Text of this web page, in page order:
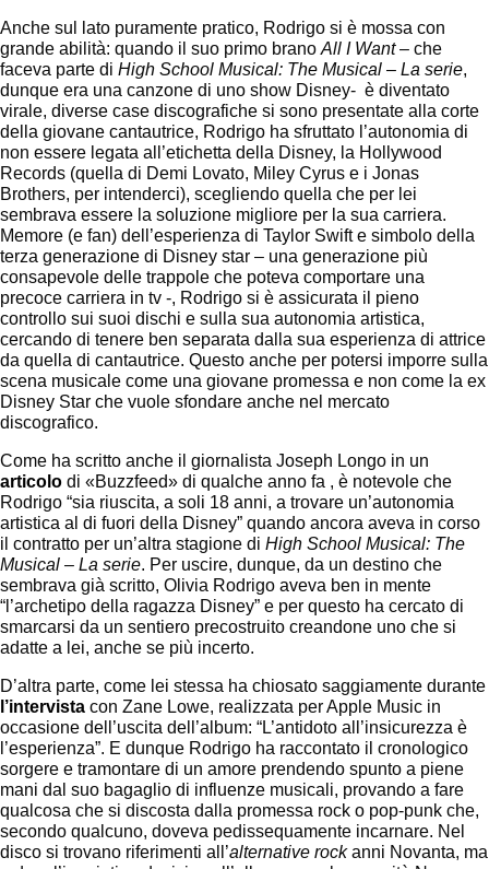
Anche sul lato puramente pratico, Rodrigo si è mossa con
grande abilità: quando il suo primo brano All I Want– che
faceva parte di High School Musical: The Musical – La serie,
dunque era una canzone di uno show Disney- è diventato
virale, diverse case discografiche si sono presentate alla corte
della giovane cantautrice, Rodrigo ha sfruttato l’autonomia di
non essere legata all’etichetta della Disney, la Hollywood
Records (quella di Demi Lovato, Miley Cyrus e i Jonas
Brothers, per intenderci), scegliendo quella che per lei
sembrava essere la soluzione migliore per la sua carriera.
Memore (e fan) dell’esperienza di Taylor Swift e simbolo della
terza generazione di Disney star – una generazione più
consapevole delle trappole che poteva comportare una
precoce carriera in tv -, Rodrigo si è assicurata il pieno
controllo sui suoi dischi e sulla sua autonomia artistica,
cercando di tenere ben separata dalla sua esperienza di attrice
da quella di cantautrice. Questo anche per potersi imporre sulla
scena musicale come una giovane promessa e non come la ex
Disney Star che vuole sfondare anche nel mercato
discografico.
Come ha scritto anche il giornalista Joseph Longo in un
articolo di «Buzzfeed» di qualche anno fa , è notevole che
Rodrigo “sia riuscita, a soli 18 anni, a trovare un’autonomia
artistica al di fuori della Disney” quando ancora aveva in corso
il contratto per un’altra stagione di High School Musical: The
Musical – La serie. Per uscire, dunque, da un destino che
sembrava già scritto, Olivia Rodrigo aveva ben in mente
“l’archetipo della ragazza Disney” e per questo ha cercato di
smarcarsi da un sentiero precostruito creandone uno che si
adatte a lei, anche se più incerto.
D’altra parte, come lei stessa ha chiosato saggiamente durante
l’intervista con Zane Lowe, realizzata per Apple Music in
occasione dell’uscita dell’album: “L’antidoto all’insicurezza è
l’esperienza”. E dunque Rodrigo ha raccontato il cronologico
sorgere e tramontare di un amore prendendo spunto a piene
mani dal suo bagaglio di influenze musicali, provando a fare
qualcosa che si discosta dalla promessa rock o pop-punk che,
secondo qualcuno, doveva pedissequamente incarnare. Nel
disco si trovano riferimenti all’alternative rockanni Novanta, ma